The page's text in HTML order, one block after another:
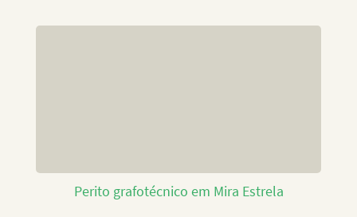
Perito grafotécnico em Mira Estrela